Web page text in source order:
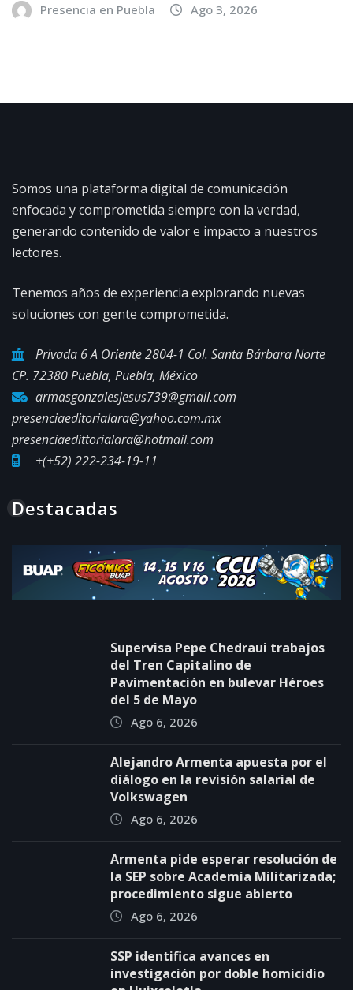
Presencia en Puebla Ago 3, 2026
Somos una plataforma digital de comunicación
enfocada y comprometida siempre con la verdad,
generando contenido de valor e impacto a nuestros
lectores.
Tenemos años de experiencia explorando nuevas
soluciones con gente comprometida.
Privada 6 A Oriente 2804-1 Col. Santa Bárbara Norte
CP. 72380 Puebla, Puebla, México
armasgonzalesjesus739@gmail.com
presenciaeditorialara@yahoo.com.mx
presenciaedittorialara@hotmail.com
+(+52) 222-234-19-11
Destacadas
Supervisa Pepe Chedraui trabajos
del Tren Capitalino de
Pavimentación en bulevar Héroes
del 5 de Mayo
Ago 6, 2026
Alejandro Armenta apuesta por el
diálogo en la revisión salarial de
Volkswagen
Ago 6, 2026
Armenta pide esperar resolución de
la SEP sobre Academia Militarizada;
procedimiento sigue abierto
Ago 6, 2026
SSP identifica avances en
investigación por doble homicidio